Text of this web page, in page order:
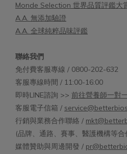
Monde Selection 世界品質評鑑大
A.A. 無添加驗證
A.A. 全球純粹品味評鑑
聯絡我們
免付費客服專線 / 0800-202-632
客服專線時間 / 11:00-16:00
即時LINE諮詢 >> 前往營養師一對
客服電子信箱 /
行銷與業務合作聯絡 /
(品牌、通路、賽事、醫護機構等合
媒體贊助與周邊開發 /